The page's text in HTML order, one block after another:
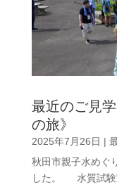
最近のご見
の旅》
2025年7月26日 |
秋田市親子水めぐ
した。 水質試験